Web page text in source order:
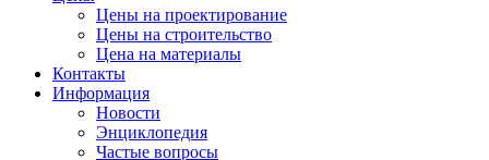
Цены на проектирование
Цены на строительство
Цена на материалы
Контакты
Информация
Новости
Энциклопедия
Частые вопросы